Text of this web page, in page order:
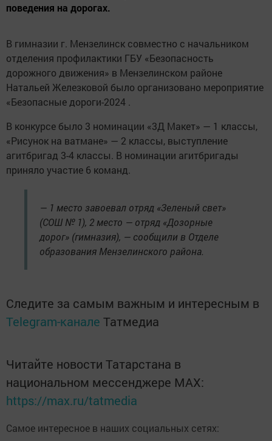
поведения на дорогах.
В гимназии г. Мензелинск совместно с начальником
отделения профилактики ГБУ «Безопасность
дорожного движения» в Мензелинском районе
Натальей Железковой было организовано мероприятие
«Безопасные дороги-2024 .
В конкурсе было 3 номинации «3Д Макет» — 1 классы,
«Рисунок на ватмане» — 2 классы, выступление
агитбригад 3-4 классы. В номинации агитбригады
приняло участие 6 команд.
— 1 место завоевал отряд «Зеленый свет»
(СОШ № 1), 2 место — отряд «Дозорные
дорог» (гимназия), — сообщили в Отделе
образования Мензелинского района.
Следите за самым важным и интересным в
Telegram-канале Татмедиа
Читайте новости Татарстана в
национальном мессенджере MАХ:
https://max.ru/tatmedia
Самое интересное в наших социальных сетях: